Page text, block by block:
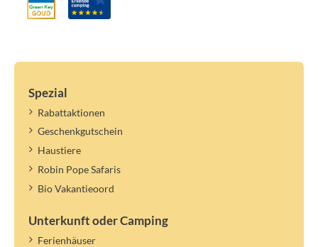
Dauer deines Aufenthalts vor Ort sind. Für zusätzliche Personen,
später ermittelt und verrechnet werden.
Spezial
Rabattaktionen
Geschenkgutschein
Haustiere
Robin Pope Safaris
Bio Vakantieoord
Unterkunft oder Camping
Ferienhäuser